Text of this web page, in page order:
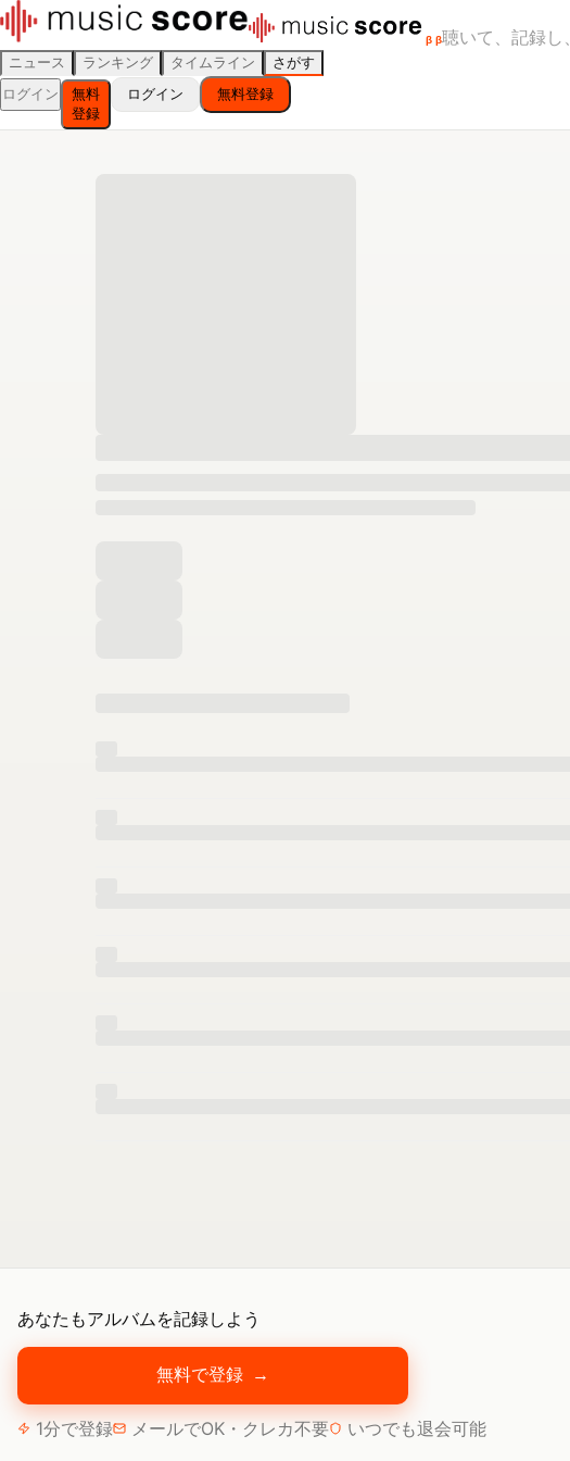
β β聴いて、記録し
ニュース ランキング タイムライン
さがす
ログイン
無料
登録
ログイン 無料登録
あなたもアルバムを記録しよう
無料で登録 →
1分で登録 メールでOK・クレカ不要 いつでも退会可能